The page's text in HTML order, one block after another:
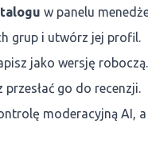
w panelu
grup i utwórz jej profil.
jako wersję roboczą.
przesłać go do recenzji.
moderacyjną AI,